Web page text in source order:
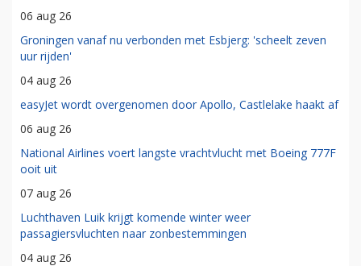
06 aug 26
Groningen vanaf nu verbonden met Esbjerg: 'scheelt zeven
uur rijden'
04 aug 26
easyJet wordt overgenomen door Apollo, Castlelake haakt af
06 aug 26
National Airlines voert langste vrachtvlucht met Boeing 777F
ooit uit
07 aug 26
Luchthaven Luik krijgt komende winter weer
passagiersvluchten naar zonbestemmingen
04 aug 26